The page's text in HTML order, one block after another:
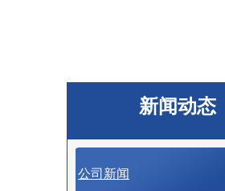
新闻动态
公司新闻